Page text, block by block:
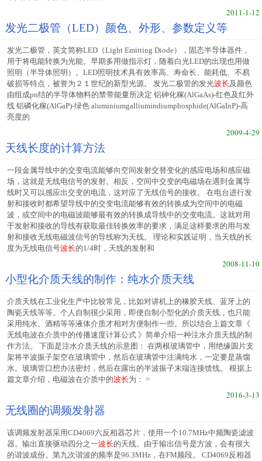
2011-1-12
发光二极管（LED）颜色、外形、参数定义等
发光二极管，英文简称LED（Light Emitting Diode），固态半导体器件，
用于将电能转换为光能。早期多用做指示灯，随着白光LED的出现也用做
照明（半导体照明）。LED照明技术具有效率高、寿命长、能耗低、不易
破损等特点，被誉为２１世纪的新型光源。 发光二极管的发光波长及颜色
由组成pn结的半导体物料的禁带能量所决定 铝砷化稼(AlGaAs)-红色及红外
线 铝磷化稼(AlGaP)-绿色 aluminiumgalliumindiumphosphide(AlGaInP)-高
亮度的
2009-4-29
天线长度的计算方法
一段金属导线中的交变电流能够向空间发射交替变化的感应电场和感应磁
场，这就是无线电信号的发射。相反，空间中交变的电磁场在遇到金属导
线时又可以感应出交变的电流，这对应了无线信号的接收。 在电台进行发
射和接收时都希望导线中的交变电流能够有效的转换成为空间中的电磁
波，或空间中的电磁波能够最有效的转换成导线中的交变电流。这就对用
于发射和接收的导线有获取最佳转换效率的要求，满足这样要求的用与发
射和接收无线电磁波信号的导线称为天线。 理论和实践证明，当天线的长
度为无线电信号波长的1/4时，天线的发射和
2008-11-10
小型化介质天线的制作：纯水介质天线
介质天线在工业化生产中比较常见，比如对讲机上的橡胶天线、蓝牙上的
陶瓷天线等等。个人自制很少采用，即便自制小型化的介质天线，也只能
采用纯水、酒精等等液体介质才相对方便制作一些。所以结合上篇文章《
无线电波在介质中的传播速度计算公式 》简单介绍一种注水介质天线的制
作方法。 下面是注水介质天线的示意图： 在两根玻璃管中，用绝缘圆片支
架将半波振子架空在玻璃管中，然后在玻璃管中注满纯水，一定要是蒸馏
水。玻璃管口想办法密封，然后在露出的半波振子末端连接馈线。 根据上
篇文章介绍，电磁波在介质中的波长为： =
2016-3-13
无线圈的调频发射器
该调频发射器采用CD4069六反相器芯片，使用一个10.7MHz中频陶瓷滤波
器。输出直接驱动四分之一波长的天线。由于输出信号是方波，会有很大
的谐波成份。第九次谐波的频率是96.3MHz，在FM频段。 CD4069反相器